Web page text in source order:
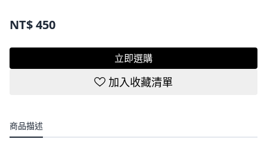
NT$450
立即選購
加入收藏清單
商品描述